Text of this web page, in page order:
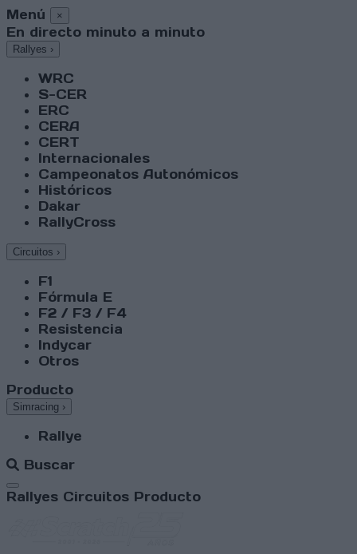
Menú ×
En directo minuto a minuto
Rallyes ›
WRC
S-CER
ERC
CERA
CERT
Internacionales
Campeonatos Autonómicos
Históricos
Dakar
RallyCross
Circuitos ›
F1
Fórmula E
F2 / F3 / F4
Resistencia
Indycar
Otros
Producto
Simracing ›
Rallye
Buscar
Abrir menú
Rallyes Circuitos Producto